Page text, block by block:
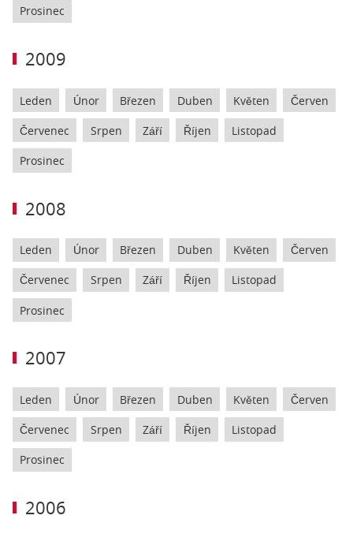
Prosinec
2009
Leden Únor Březen Duben Květen Červen
Červenec Srpen Září Říjen Listopad
Prosinec
2008
Leden Únor Březen Duben Květen Červen
Červenec Srpen Září Říjen Listopad
Prosinec
2007
Leden Únor Březen Duben Květen Červen
Červenec Srpen Září Říjen Listopad
Prosinec
2006